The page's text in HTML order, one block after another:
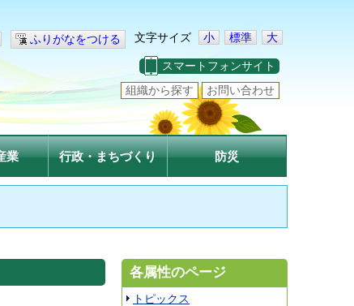
文字サイズ 小 標準 大
ふりがなをつける
スマートフォンサイト
組織から探す
お問い合わせ
業 行政・まちづくり 防災
各属性のページ
トピックス